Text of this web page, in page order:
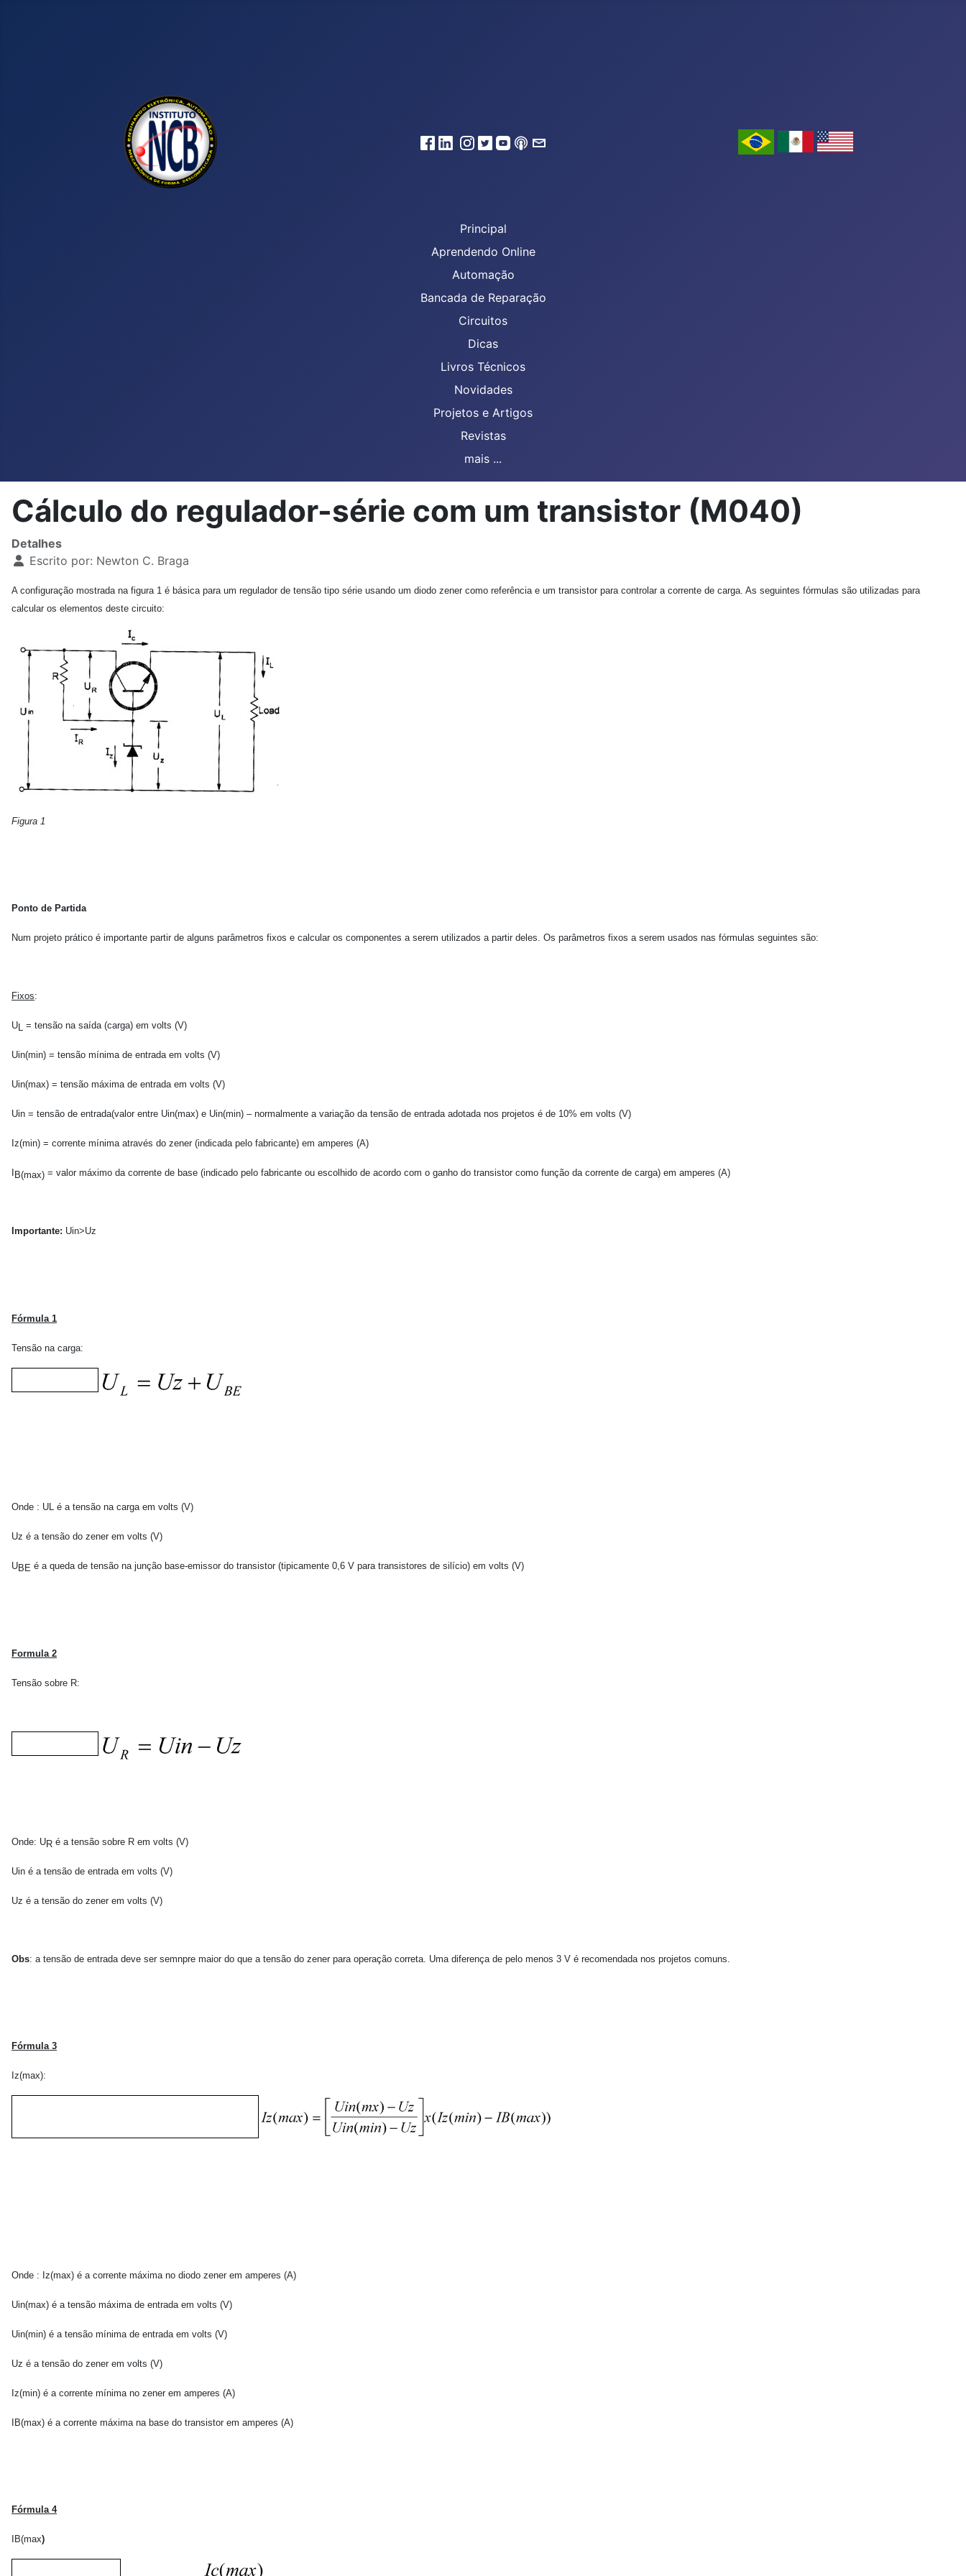
Principal
Aprendendo Online
Automação
Bancada de Reparação
Circuitos
Dicas
Livros Técnicos
Novidades
Projetos e Artigos
Revistas
mais ...
Cálculo do regulador-série com um transistor (M040)
Detalhes
Escrito por: Newton C. Braga
A configuração mostrada na figura 1 é básica para um regulador de tensão tipo série usando um diodo zener como referência e um transistor para controlar a corrente de carga. As seguintes fórmulas são utilizadas para
calcular os elementos deste circuito:
Figura 1
Ponto de Partida
Num projeto prático é importante partir de alguns parâmetros fixos e calcular os componentes a serem utilizados a partir deles. Os parâmetros fixos a serem usados nas fórmulas seguintes são:
Fixos:
UL = tensão na saída (carga) em volts (V)
Uin(min) = tensão mínima de entrada em volts (V)
Uin(max) = tensão máxima de entrada em volts (V)
Uin = tensão de entrada(valor entre Uin(max) e Uin(min) – normalmente a variação da tensão de entrada adotada nos projetos é de 10% em volts (V)
Iz(min) = corrente mínima através do zener (indicada pelo fabricante) em amperes (A)
B(max) = valor máximo da corrente de base (indicado pelo fabricante ou escolhido de acordo com o ganho do transistor como função da corrente de carga) em amperes (A)
Importante: Uin>Uz
Fórmula 1
Tensão na carga:
Onde : UL é a tensão na carga em volts (V)
Uz é a tensão do zener em volts (V)
UBE é a queda de tensão na junção base-emissor do transistor (tipicamente 0,6 V para transistores de silício) em volts (V)
Formula 2
Tensão sobre R:
Onde: UR é a tensão sobre R em volts (V)
Uin é a tensão de entrada em volts (V)
Uz é a tensão do zener em volts (V)
Obs: a tensão de entrada deve ser semnpre maior do que a tensão do zener para operação correta. Uma diferença de pelo menos 3 V é recomendada nos projetos comuns.
Fórmula 3
Iz(max):
Onde : Iz(max) é a corrente máxima no diodo zener em amperes (A)
Uin(max) é a tensão máxima de entrada em volts (V)
Uin(min) é a tensão mínima de entrada em volts (V)
Uz é a tensão do zener em volts (V)
Iz(min) é a corrente mínima no zener em amperes (A)
IB(max) é a corrente máxima na base do transistor em amperes (A)
Fórmula 4
IB(max)